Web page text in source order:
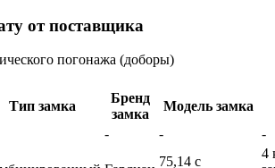
от поставщика
погонажа (доборы)
Тип замка
Бренд
замка
Модель замка
- - -
75,14 с
4